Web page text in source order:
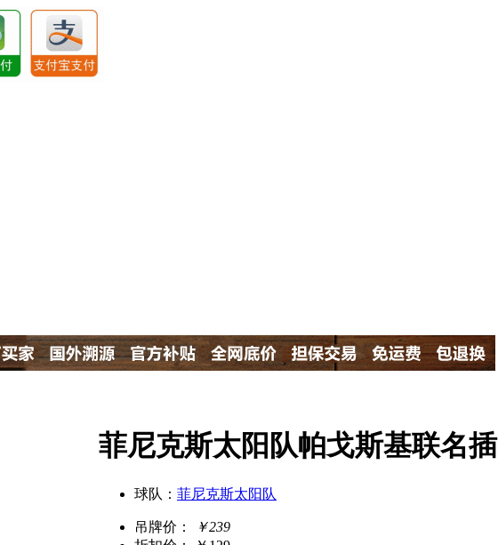
菲尼克斯太阳队帕戈斯基联名
球队： 菲尼克斯太阳队
吊牌价：
￥239